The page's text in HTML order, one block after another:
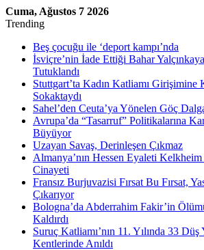
Cuma, Ağustos 7 2026
Trending
Beş çocuğu ile ‘deport kampı’nda
İsviçre’nin İade Ettiği Bahar
Tutuklandı
Stuttgart’ta Kadın Katliamı Girişimine
Sokaktaydı
Sahel’den Ceuta’ya Yönelen Göç
Avrupa’da “Tasarruf” Politikalarına
Büyüyor
Uzayan Savaş, Derinleşen Çıkmaz
Almanya’nın Hessen Eyaleti Kelkheim
Cinayeti
Fransız Burjuvazisi Fırsat Bu Fırsat,
Çıkarıyor
Bologna’da Abderrahim Fakir’in
Kaldırdı
Suruç Katliamı’nın 11. Yılında 33
Kentlerinde Anıldı